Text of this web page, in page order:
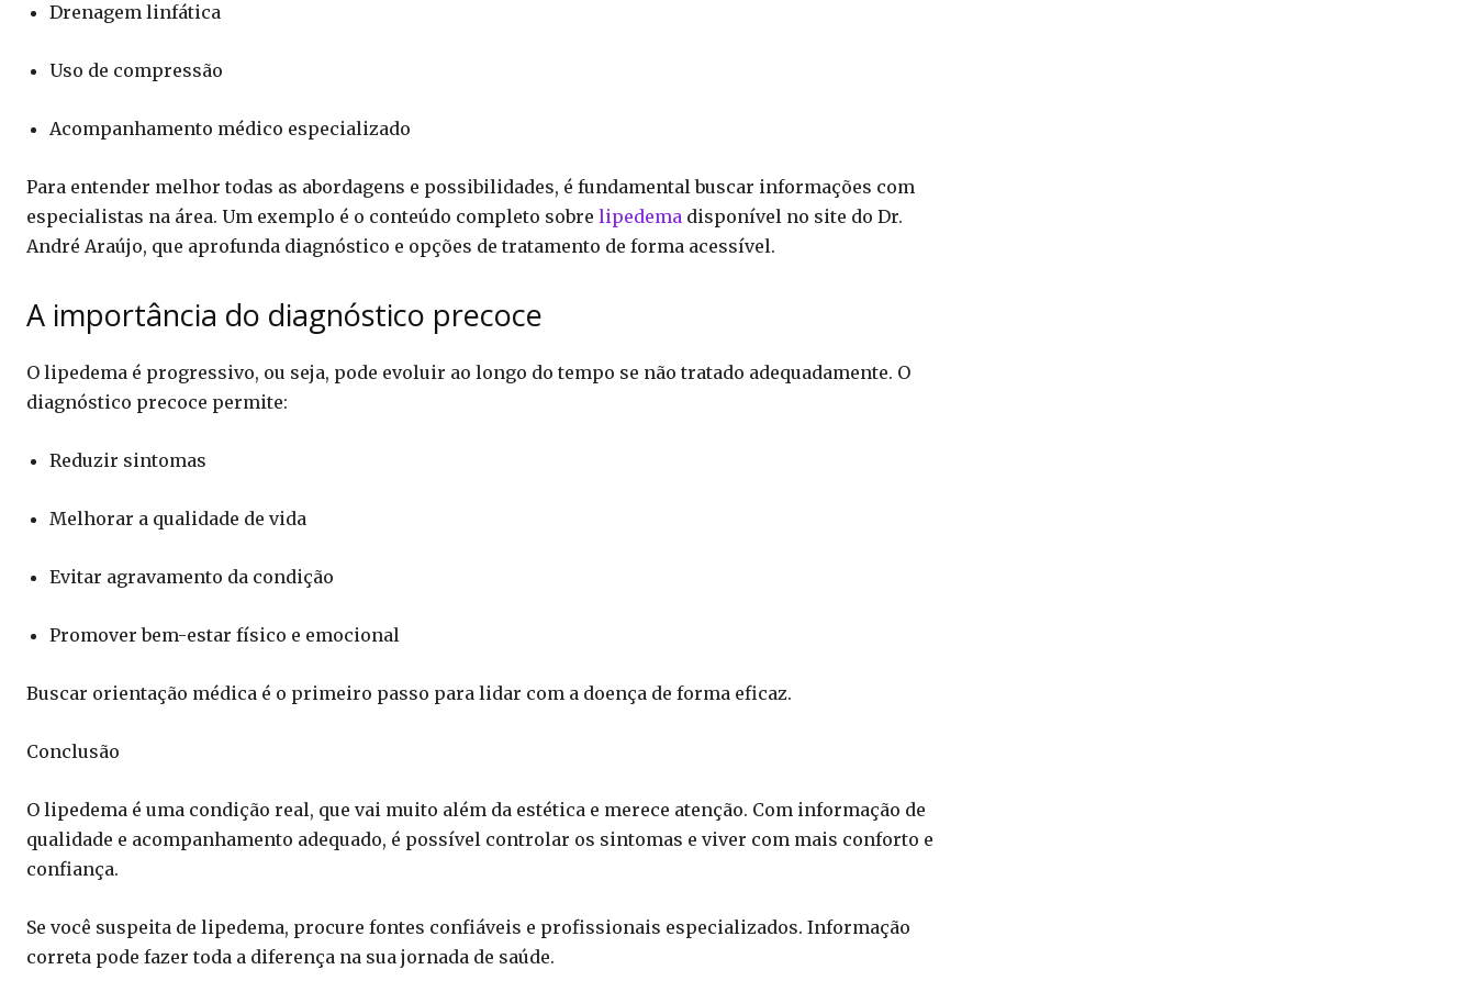
Drenagem linfática
Uso de compressão
Acompanhamento médico especializado
Para entender melhor todas as abordagens e possibilidades, é fundamental buscar informações com
especialistas na área. Um exemplo é o conteúdo completo sobre lipedema disponível no site do Dr.
André Araújo, que aprofunda diagnóstico e opções de tratamento de forma acessível.
A importância do diagnóstico precoce
O lipedema é progressivo, ou seja, pode evoluir ao longo do tempo se não tratado adequadamente. O
diagnóstico precoce permite:
Reduzir sintomas
Melhorar a qualidade de vida
Evitar agravamento da condição
Promover bem-estar físico e emocional
Buscar orientação médica é o primeiro passo para lidar com a doença de forma eficaz.
Conclusão
O lipedema é uma condição real, que vai muito além da estética e merece atenção. Com informação de
qualidade e acompanhamento adequado, é possível controlar os sintomas e viver com mais conforto e
confiança.
Se você suspeita de lipedema, procure fontes confiáveis e profissionais especializados. Informação
correta pode fazer toda a diferença na sua jornada de saúde.